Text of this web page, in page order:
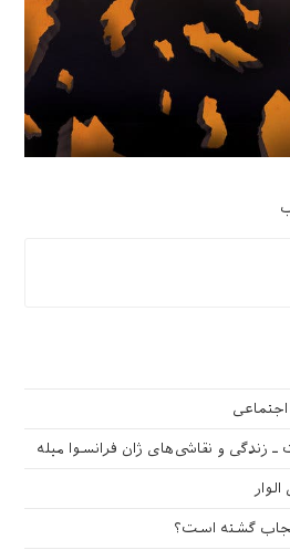
اجتماعی
ـ زندگی و نقاشی‌های ژان فرانسوا میله
گشته است؟